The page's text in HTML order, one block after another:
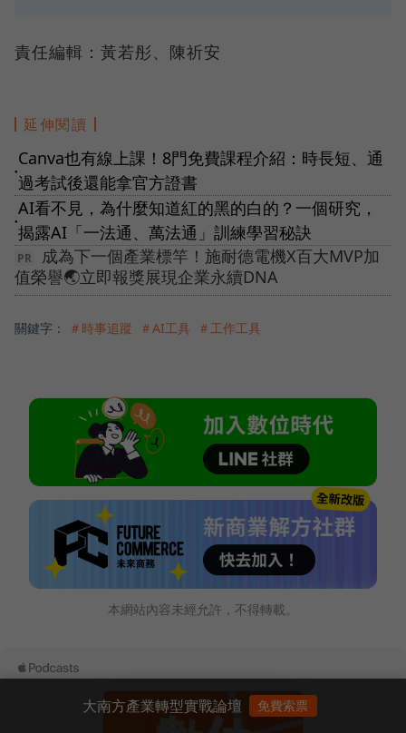
責任編輯：黃若彤、陳祈安
延伸閱讀
●
Canva也有線上課！8門免費課程介紹：時長短、通
過考試後還能拿官方證書
●
AI看不見，為什麼知道紅的黑的白的？一個研究，
揭露AI「一法通、萬法通」訓練學習秘訣
成為下一個產業標竿！施耐德電機X百大MVP加
值榮譽🌏立即報獎展現企業永續DNA
關鍵字： ＃時事追蹤 ＃AI工具 ＃工作工具
本網站內容未經允許，不得轉載。
大南方產業轉型實戰論壇 免費索票